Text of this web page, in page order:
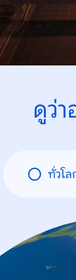
ดูว่า
ทั่วโล